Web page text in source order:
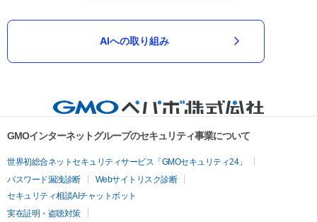
AIへの取り組み
GMOインターネットグループのセキュリティ事業について
世界初総合ネットセキュリティサービス「GMOセキュリティ24」
パスワード漏洩診断
Webサイトリスク診断
セキュリティ相談AIチャットボット
実在証明・盗聴対策